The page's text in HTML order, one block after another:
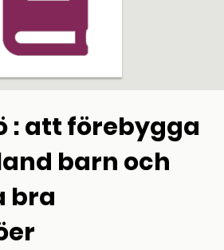
: att förebygga
barn och
bra